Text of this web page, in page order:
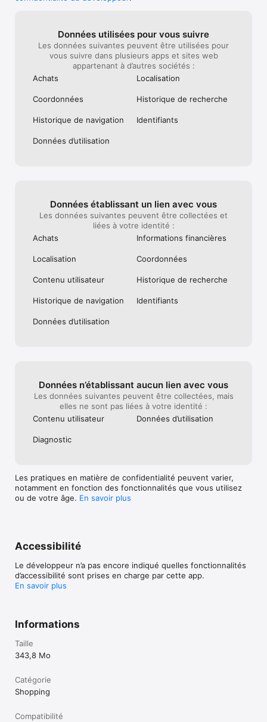
Données utilisées pour vous suivre
Les données suivantes peuvent être utilisées pour
vous suivre dans plusieurs apps et sites web
appartenant à d’autres sociétés :
Achats
Localisation
Coordonnées Historique de recherche
Historique de navigation Identifiants
Données d’utilisation
Données établissant un lien avec vous
Les données suivantes peuvent être collectées et
liées à votre identité :
Achats
Informations financières
Localisation Coordonnées
Contenu utilisateur Historique de recherche
Historique de navigation Identifiants
Données d’utilisation
Données n’établissant aucun lien avec vous
Les données suivantes peuvent être collectées, mais
elles ne sont pas liées à votre identité :
Contenu utilisateur
Données d’utilisation
Diagnostic
Les pratiques en matière de confidentialité peuvent varier,
notamment en fonction des fonctionnalités que vous utilisez
ou de votre âge. En savoir plus
Accessibilité
Le développeur n’a pas encore indiqué quelles fonctionnalités
d’accessibilité sont prises en charge par cette app.
En savoir plus
Informations
Taille
343,8 Mo
Catégorie
Shopping
Compatibilité